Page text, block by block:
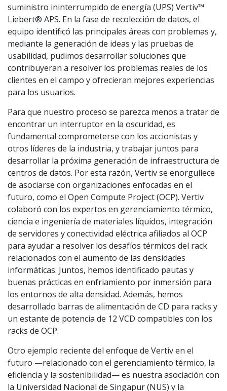
suministro ininterrumpido de energía (UPS) Vertiv™
Liebert® APS. En la fase de recolección de datos, el
equipo identificó las principales áreas con problemas y,
mediante la generación de ideas y las pruebas de
usabilidad, pudimos desarrollar soluciones que
contribuyeran a resolver los problemas reales de los
clientes en el campo y ofrecieran mejores experiencias
para los usuarios.
Para que nuestro proceso se parezca menos a tratar de
encontrar un interruptor en la oscuridad, es
fundamental comprometerse con los accionistas y
otros líderes de la industria, y trabajar juntos para
desarrollar la próxima generación de infraestructura de
centros de datos. Por esta razón, Vertiv se enorgullece
de asociarse con organizaciones enfocadas en el
futuro, como el Open Compute Project (OCP). Vertiv
colaboró con los expertos en gerenciamiento térmico,
ciencia e ingeniería de materiales líquidos, integración
de servidores y conectividad eléctrica afiliados al OCP
para ayudar a resolver los desafíos térmicos del rack
relacionados con el aumento de las densidades
informáticas. Juntos, hemos identificado pautas y
buenas prácticas en enfriamiento por inmersión para
los entornos de alta densidad. Además, hemos
desarrollado barras de alimentación de CD para racks y
un estante de potencia de 12 VCD compatibles con los
racks de OCP.
Otro ejemplo reciente del enfoque de Vertiv en el
futuro —relacionado con el gerenciamiento térmico, la
eficiencia y la sostenibilidad— es nuestra asociación con
la Universidad Nacional de Singapur (NUS) y la